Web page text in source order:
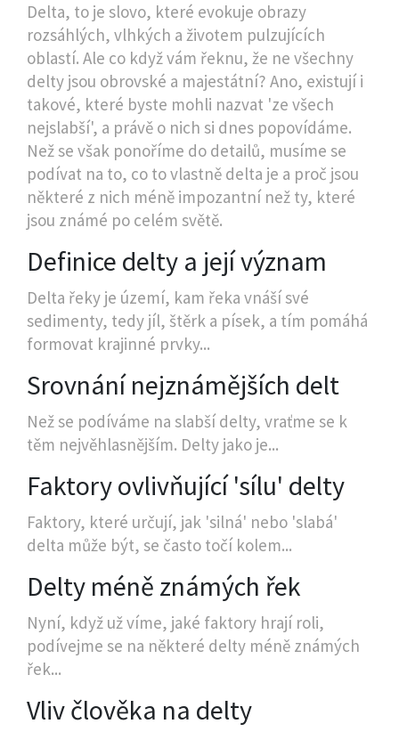
Delta, to je slovo, které evokuje obrazy
rozsáhlých, vlhkých a životem pulzujících
oblastí. Ale co když vám řeknu, že ne všechny
delty jsou obrovské a majestátní? Ano, existují i
takové, které byste mohli nazvat 'ze všech
nejslabší', a právě o nich si dnes popovídáme.
Než se však ponoříme do detailů, musíme se
podívat na to, co to vlastně delta je a proč jsou
některé z nich méně impozantní než ty, které
jsou známé po celém světě.
Definice delty a její význam
Delta řeky je území, kam řeka vnáší své
sedimenty, tedy jíl, štěrk a písek, a tím pomáhá
formovat krajinné prvky...
Srovnání nejznámějších delt
Než se podíváme na slabší delty, vraťme se k
těm nejvěhlasnějším. Delty jako je...
Faktory ovlivňující 'sílu' delty
Faktory, které určují, jak 'silná' nebo 'slabá'
delta může být, se často točí kolem...
Delty méně známých řek
Nyní, když už víme, jaké faktory hrají roli,
podívejme se na některé delty méně známých
řek...
Vliv člověka na delty